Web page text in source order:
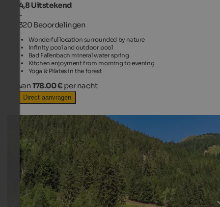
4,8Uitstekend
-
320 Beoordelingen
Wonderful location surrounded by nature
Infinity pool and outdoor pool
Bad Fallenbach mineral water spring
Kitchen enjoyment from morning to evening
Yoga & Pilates in the forest
van178.00 € per nacht
Direct aanvragen